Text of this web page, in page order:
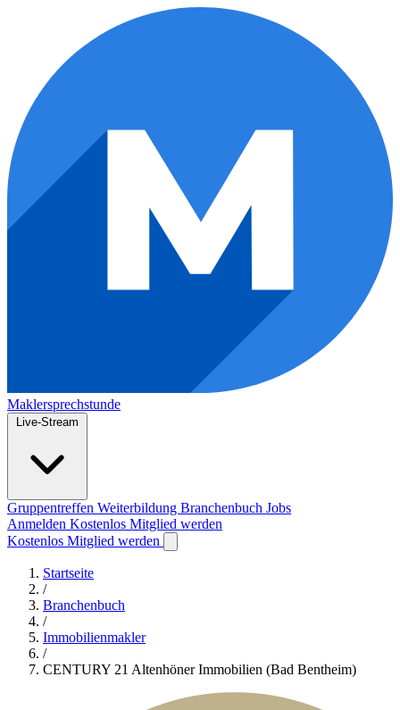
Maklersprechstunde
Live-Stream
Gruppentreffen Weiterbildung Branchenbuch Jobs
Anmelden Kostenlos Mitglied werden
Kostenlos Mitglied werden
Startseite
/
Branchenbuch
/
Immobilienmakler
/
CENTURY 21 Altenhöner Immobilien (Bad Bentheim)